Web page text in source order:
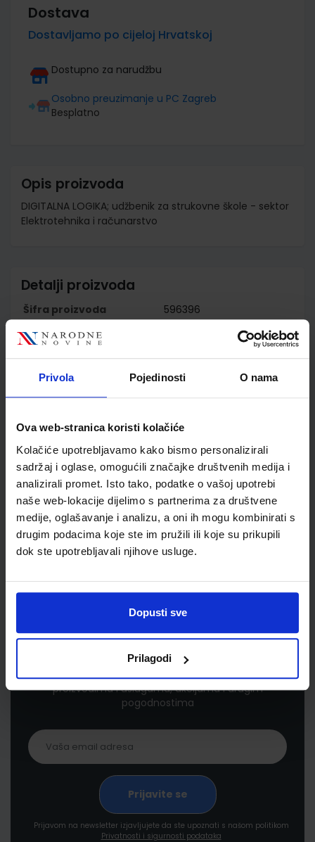
Privola Pojedinosti O nama
Ova web-stranica koristi kolačiće
Kolačiće upotrebljavamo kako bismo personalizirali
sadržaj i oglase, omogućili značajke društvenih medija i
analizirali promet. Isto tako, podatke o vašoj upotrebi
naše web-lokacije dijelimo s partnerima za društvene
medije, oglašavanje i analizu, a oni ih mogu kombinirati s
drugim podacima koje ste im pružili ili koje su prikupili
dok ste upotrebljavali njihove usluge.
Dopusti sve
Prilagodi
Dostava
Dostavljamo po cijeloj Hrvatskoj
Dostupno za narudžbu
Osobno preuzimanje u PC Zagreb
Besplatno
Opis proizvoda
DIGITALNA LOGIKA; udžbenik za strukovne škole - sektor
Elektrotehnika i računarstvo
Detalji proizvoda
Šifra proizvoda
596396
Nakladnik
Školski razred
10 1.RAZRED SŠ
Vrsta škole
3 STRUKOVNA
Reg br min
8135
Newsletter prijava
Prijavite se kako bi primali informacije o novim
proizvodima i uslugama, akcijama i drugim
pogodnostima
Prijavom na newsletter izjavljujete da ste upoznati s našom politikom
Privatnosti i sigurnosti podataka